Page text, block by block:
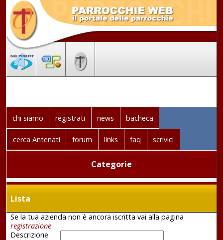
chi siamo registrati news bacheca
cerca Antenati forum links faq scrivici
Categorie
Lista
Se la tua azienda non è ancora iscritta vai alla pagina
registrazione.
Descrizione